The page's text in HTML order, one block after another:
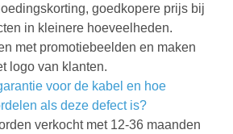
goedkopere prijs bij
in kleinere hoeveelheden.
met promotiebeelden en maken
logo van klanten.
voor de kabel en hoe
als deze defect is?
verkocht met 12-36 maanden